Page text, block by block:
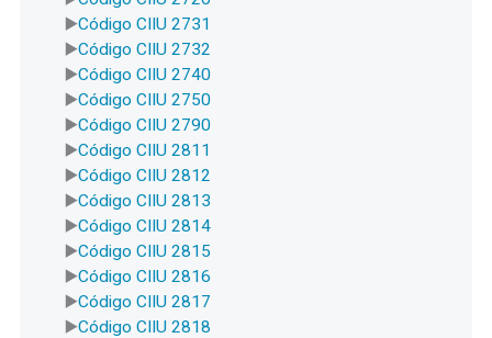
Código CIIU 2731
Código CIIU 2732
Código CIIU 2740
Código CIIU 2750
Código CIIU 2790
Código CIIU 2811
Código CIIU 2812
Código CIIU 2813
Código CIIU 2814
Código CIIU 2815
Código CIIU 2816
Código CIIU 2817
Código CIIU 2818